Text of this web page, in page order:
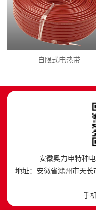
自限式电热带
安徽奥力申特种
地址：安徽省滁州市天
手